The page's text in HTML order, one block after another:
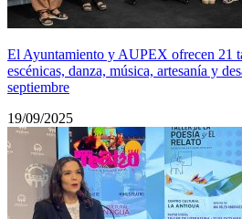
El Ayuntamiento y AUPEX ofrecen 21
escénicas, danza, música, artesanía y
septiembre
19/09/2025